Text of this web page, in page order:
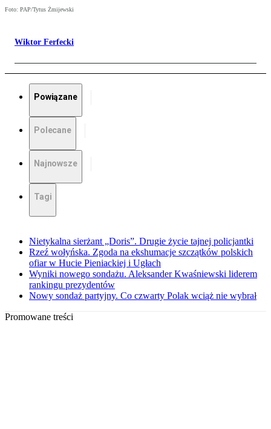
Foto: PAP/Tytus Żmijewski
Wiktor Ferfecki
Powiązane
Polecane
Najnowsze
Tagi
Nietykalna sierżant „Doris”. Drugie życie tajnej policjantki
Rzeź wołyńska. Zgoda na ekshumacje szczątków polskich
ofiar w Hucie Pieniackiej i Ugłach
Wyniki nowego sondażu. Aleksander Kwaśniewski liderem
rankingu prezydentów
Nowy sondaż partyjny. Co czwarty Polak wciąż nie wybrał
Promowane treści